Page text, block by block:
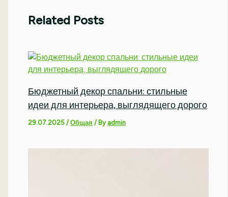
Related Posts
Бюджетный декор спальни: стильные
идеи для интерьера, выглядящего дорого
29.07.2025/Общая / Byadmin